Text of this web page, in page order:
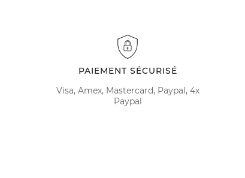
PAIEMENT SÉCURISÉ
Visa, Amex, Mastercard, Paypal, 4x
Paypal